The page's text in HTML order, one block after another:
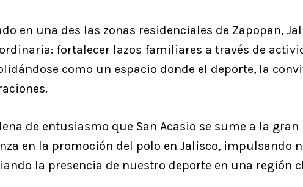
or ESC to close
en una des las zonas residenciales de Zapopan,
fortalecer lazos familiares a través de
como un espacio donde el deporte, la
de entusiasmo que San Acasio se sume a la
en la promoción del polo en Jalisco, impulsando
la presencia de nuestro deporte en una región